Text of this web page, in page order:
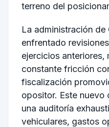
terreno del
La administración de
enfrentado
ejercicios anteriores,
constante fricción
fiscalización
opositor. Este nuevo
una auditoría
vehiculares, gastos